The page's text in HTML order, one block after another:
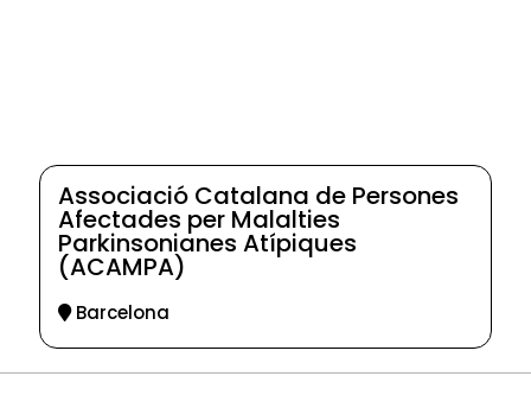
Associació Catalana de Persones
Afectades per Malalties
Parkinsonianes Atípiques
(ACAMPA)
Barcelona